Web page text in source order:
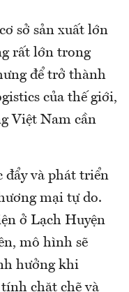
sở sản xuất lớn
rất lớn trong
để trở thành
của thế giới,
Việt Nam cần
và phát triển
mại tự do.
ở Lạch Huyện
mô hình sẽ
hưởng khi
chặt chẽ và